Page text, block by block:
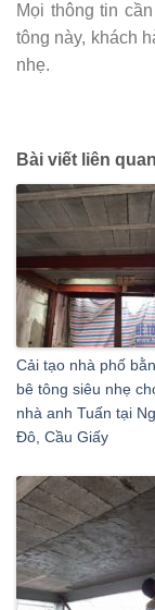
Mọi thông tin
tông này, khách
nhẹ.
Bài viết liên quan
Cải tạo nhà phố
bê tông siêu nhẹ
nhà anh Tuấn tại
Đô, Cầu Giấy